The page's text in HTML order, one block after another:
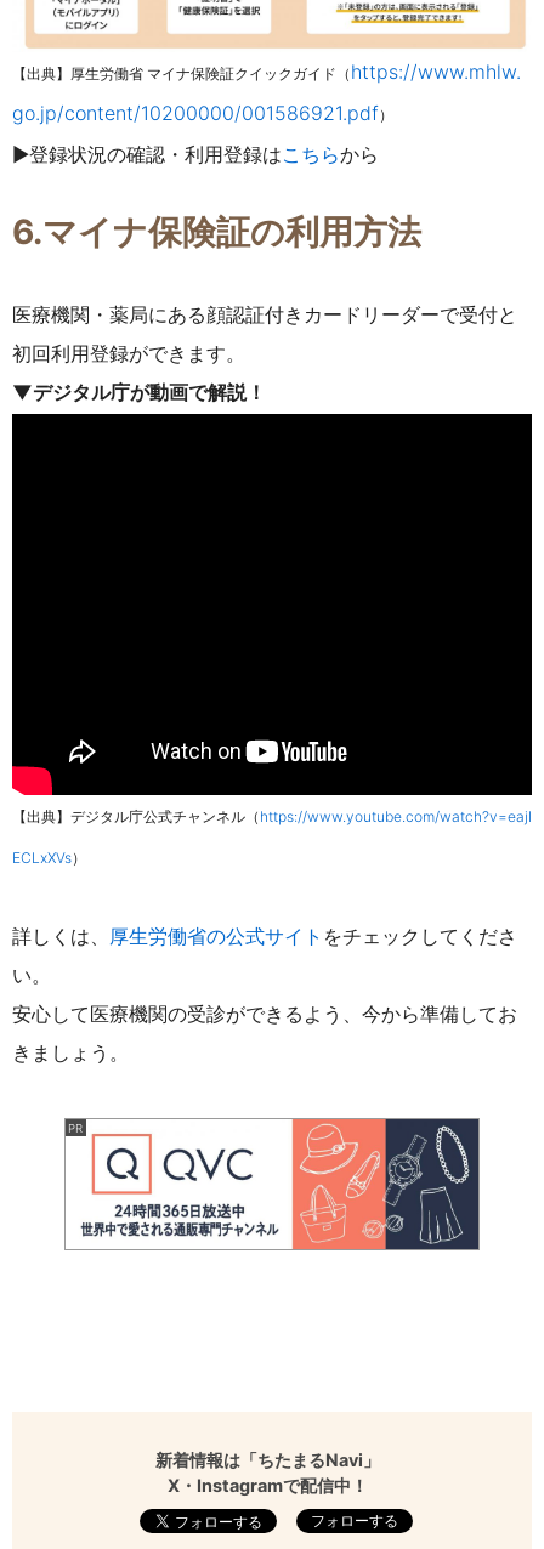
【出典】厚生労働省 マイナ保険証クイックガイド（ https://www.mhlw.
go.jp/content/10200000/001586921.pdf）
▶登録状況の確認・利用登録はこちらから
6.マイナ保険証の利用方法
医療機関・薬局にある顔認証付きカードリーダーで受付と
初回利用登録ができます。
▼デジタル庁が動画で解説！
【出典】デジタル庁公式チャンネル（ https://www.youtube.com/watch?v=eajI
ECLxXVs）
詳しくは、 厚生労働省の公式サイト をチェックしてくださ
い。
安心して医療機関の受診ができるよう、今から準備してお
きましょう。
新着情報は「ちたまるNavi」
X・Instagramで配信中！
フォローする